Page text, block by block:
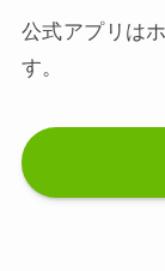
公式アプリは
す。